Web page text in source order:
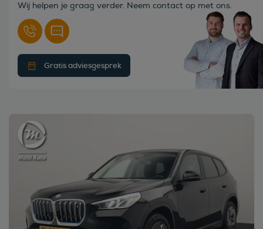
Wij helpen je graag verder. Neem contact op met ons.
Gratis adviesgesprek
Bekijk deze auto